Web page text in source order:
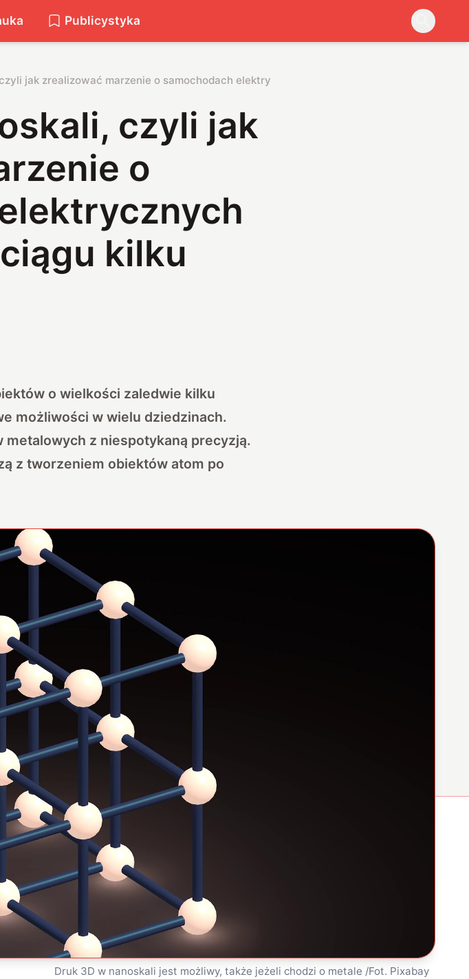
Publicystyka
jak zrealizować marzenie o samochodach elektrycznych ładowanych w ciągu kilku
czyli jak
o
kilku
o wielkości zaledwie kilku
możliwości w wielu dziedzinach.
z niespotykaną precyzją.
z tworzeniem obiektów atom po
Druk 3D w nanoskali jest możliwy, także jeżeli chodzi o metale /Fot. Pixabay